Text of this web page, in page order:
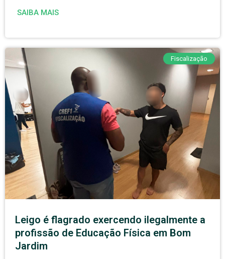
SAIBA MAIS
Fiscalização
Leigo é flagrado exercendo ilegalmente a
profissão de Educação Física em Bom
Jardim